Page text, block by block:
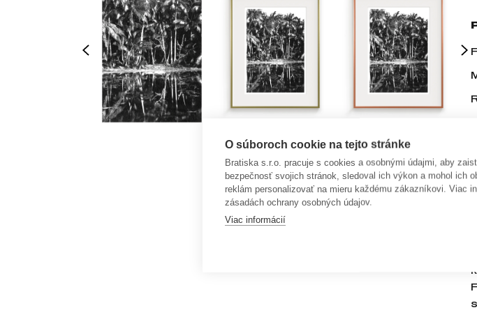
O súboroch cookie na tejto stránke
Bratiska s.r.o. pracuje s cookies a osobnými údajmi, aby
bezpečnosť svojich stránok, sledoval ich výkon a mohol ich
reklám personalizovať na mieru každému zákazníkovi. Viac
zásadách ochrany osobných údajov.
Viac informácií